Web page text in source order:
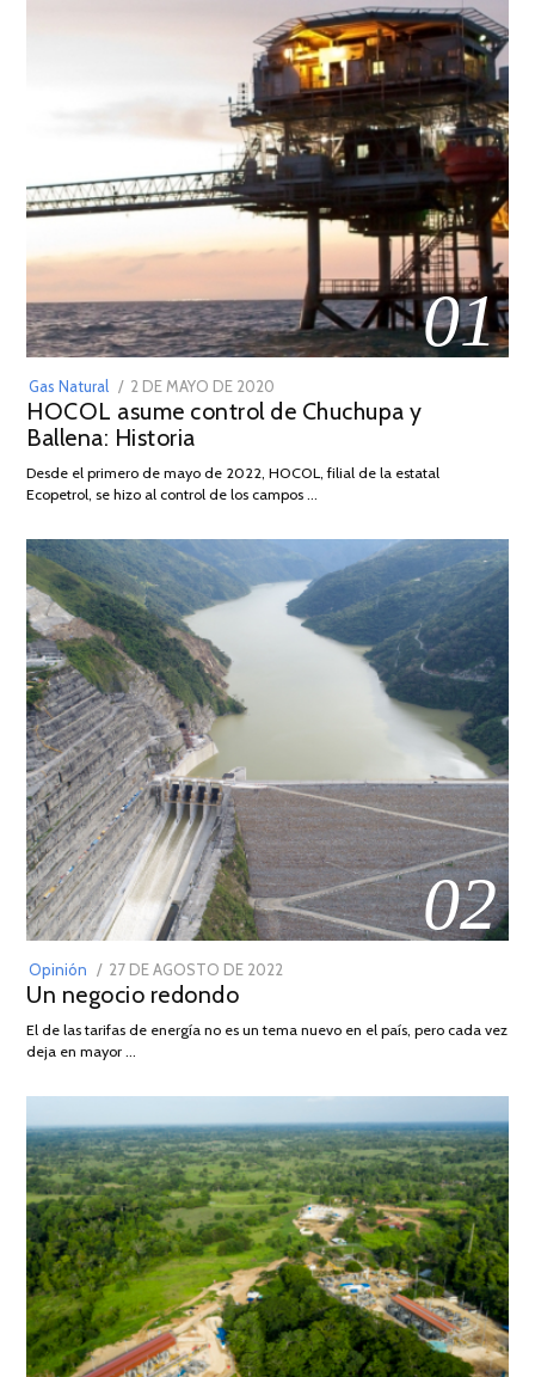
01
Gas Natural
POSTED
ON
2 DE MAYO DE 2020
DE
2026
HOCOL asume control de Chuchupa y
Ballena: Historia
Desde el primero de mayo de 2022, HOCOL, filial de la estatal
Ecopetrol, se hizo al control de los campos …
02
Opinión
POSTED
ON
27 DE AGOSTO DE 2022
DE
Un negocio redondo
El de las tarifas de energía no es un tema nuevo en el país, pero cada vez
deja en mayor …